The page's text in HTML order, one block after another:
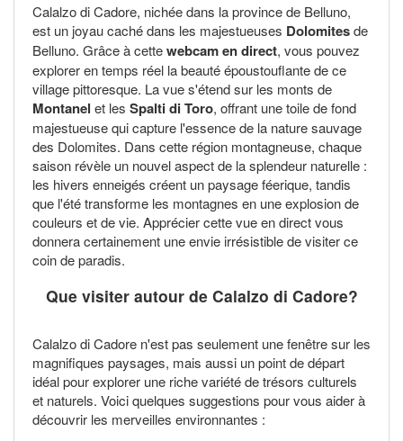
Calalzo di Cadore, nichée dans la province de Belluno,
est un joyau caché dans les majestueuses Dolomitesde
Belluno. Grâce à cettewebcam en direct, vous pouvez
explorer en temps réel la beauté époustouflante de ce
village pittoresque. La vue s'étend sur les monts de
Montanel et les Spalti di Toro, offrant une toile de fond
majestueuse qui capture l'essence de la nature sauvage
des Dolomites. Dans cette région montagneuse, chaque
saison révèle un nouvel aspect de la splendeur naturelle :
les hivers enneigés créent un paysage féerique, tandis
que l'été transforme les montagnes en une explosion de
couleurs et de vie. Apprécier cette vue en direct vous
donnera certainement une envie irrésistible de visiter ce
coin de paradis.
Que visiter autour de Calalzo di Cadore?
Calalzo di Cadore n'est pas seulement une fenêtre sur les
magnifiques paysages, mais aussi un point de départ
idéal pour explorer une riche variété de trésors culturels
et naturels. Voici quelques suggestions pour vous aider à
découvrir les merveilles environnantes :